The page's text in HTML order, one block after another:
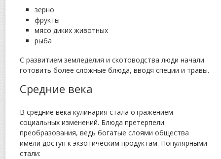
зерно
фрукты
мясо диких животных
рыба
С развитием земледелия и скотоводства люди начали
готовить более сложные блюда, вводя специи и травы.
Средние века
В средние века кулинария стала отражением
социальных изменений. Блюда претерпели
преобразования, ведь богатые слоями общества
имели доступ к экзотическим продуктам. Популярными
стали: